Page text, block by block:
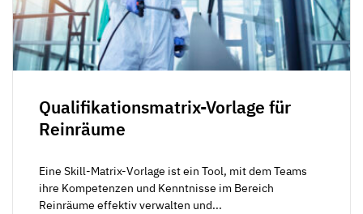
Qualifikationsmatrix-Vorlage für
Reinräume
Eine Skill-Matrix-Vorlage ist ein Tool, mit dem Teams
ihre Kompetenzen und Kenntnisse im Bereich
Reinräume effektiv verwalten und...